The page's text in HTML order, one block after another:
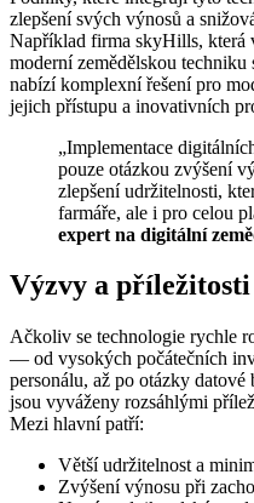
zlepšení svých výnosů a
Například firma skyHills, která
moderní zemědělskou
nabízí komplexní řešení pro
jejich přístupu a inovativních
„Implementace
pouze otázkou zvýšení
zlepšení udržitelnosti,
farmáře, ale i pro celou
expert na digitální
Výzvy a příležitosti
Ačkoliv se technologie rychle
— od vysokých počátečních
personálu, až po otázky
jsou vyváženy rozsáhlými
Mezi hlavní patří:
Větší udržitelnost a
Zvýšení výnosu při